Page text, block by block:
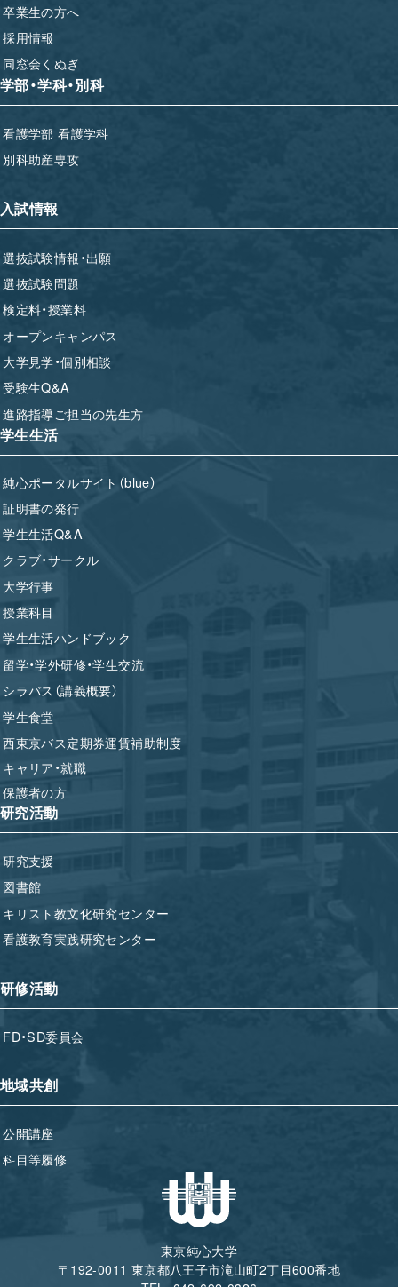
卒業生の方へ
採用情報
同窓会くぬぎ
学部・学科・別科
看護学部 看護学科
別科助産専攻
入試情報
選抜試験情報・出願
選抜試験問題
検定料・授業料
オープンキャンパス
大学見学・個別相談
受験生Q&A
進路指導ご担当の先生方
学生生活
純心ポータルサイト（blue）
証明書の発行
学生生活Q&A
クラブ・サークル
大学行事
授業科目
学生生活ハンドブック
留学・学外研修・学生交流
シラバス（講義概要）
学生食堂
西東京バス定期券運賃補助制度
キャリア・就職
保護者の方
研究活動
研究支援
図書館
キリスト教文化研究センター
看護教育実践研究センター
研修活動
FD・SD委員会
地域共創
公開講座
科目等履修
東京純心大学
〒192-0011 東京都八王子市滝山町2丁目600番地